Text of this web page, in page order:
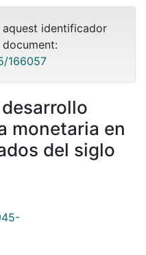
identificador
166057
monetaria en
del siglo